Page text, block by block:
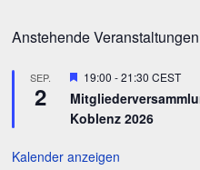
Anstehende Veranstaltungen
SEP.
2
Hervorgehoben
19:00 -21:30 CEST
Koblenz 2026
Kalender anzeigen